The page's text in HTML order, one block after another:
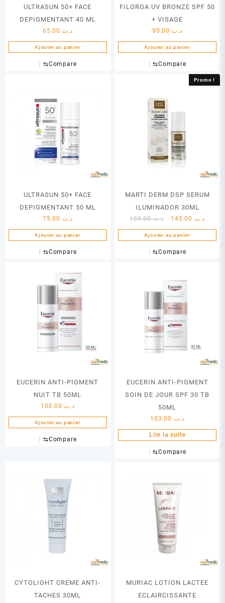
ULTRASUN 50+ FACE
DEPIGMENTANT 40 ML
د.ت
Ajouter au panier
⇆Compare
FILORGA UV BRONZE SPF 50
+ VISAGE
د.ت
Ajouter au panier
⇆Compare
ULTRASUN 50+ FACE
DEPIGMENTANT 50 ML
د.ت
Ajouter au panier
⇆Compare
Promo !
MARTI DERM DSP SERUM
ILUMINADOR 30ML
د.ت150.00
Le
prix
initial
était :
د.ت
prix
actuel
Ajouter au panier
⇆Compare
EUCERIN ANTI-PIGMENT
NUIT TB 50ML
د.ت103.00
Ajouter au panier
⇆Compare
EUCERIN ANTI-PIGMENT
SOIN DE JOUR SPF 30 TB
50ML
د.ت
Lire la suite
⇆Compare
CYTOLIGHT CREME ANTI-
TACHES 30ML
MURIAC LOTION LACTEE
ECLAIRCISSANTE